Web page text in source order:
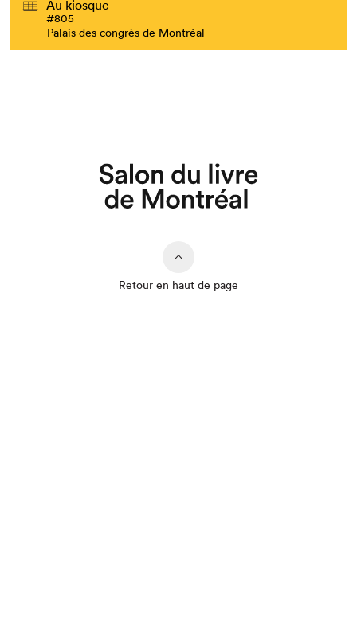
Que cherchez-vous?
Au kiosque
#805
Palais des congrès de Montréal
Retour en haut de page